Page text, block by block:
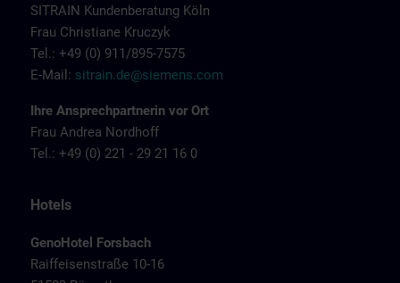
SITRAIN Kundenberatung Köln
Frau Christiane Kruczyk
Tel.: +49 (0) 911/895-7575
E-Mail: sitrain.de@siemens.com
Ihre Ansprechpartnerin vor Ort
Frau Andrea Nordhoff
Tel.: +49 (0) 221 - 29 21 16 0
Hotels
GenoHotel Forsbach
Raiffeisenstraße 10-16